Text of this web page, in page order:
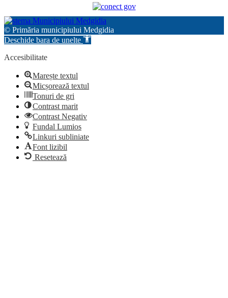
© Primăria municipiului Medgidia
Deschide bara de unelte
Accesibilitate
Marește textul
Micșorează textul
Tonuri de gri
Contrast marit
Contrast Negativ
Fundal Lumios
Linkuri subliniate
Font lizibil
Resetează